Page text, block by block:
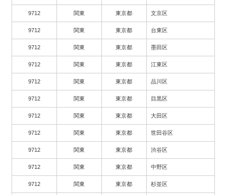
9712 関東 東京都 文京区
9712 関東 東京都 台東区
9712 関東 東京都 墨田区
9712 関東 東京都 江東区
9712 関東 東京都 品川区
9712 関東 東京都 目黒区
9712 関東 東京都 大田区
9712 関東 東京都 世田谷区
9712 関東 東京都 渋谷区
9712 関東 東京都 中野区
9712 関東 東京都 杉並区